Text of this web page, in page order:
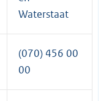
Waterstaat
(070) 456 00
00